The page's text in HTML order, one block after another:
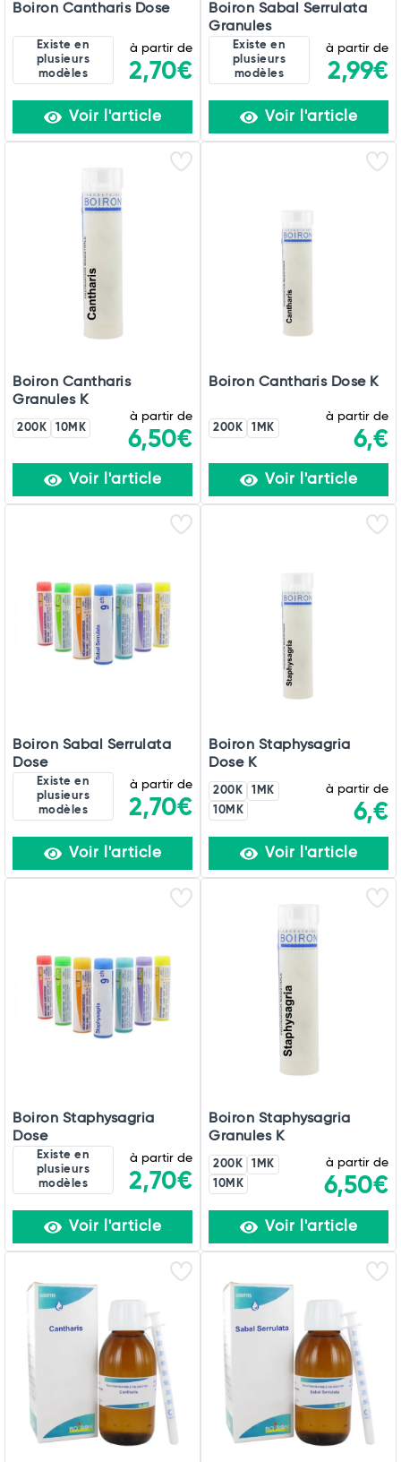
Boiron Cantharis Dose
Existe en
plusieurs
modèles
à partir de
2,70€
Voir l'article
Boiron Sabal Serrulata
Granules
Existe en
plusieurs
modèles
à partir de
2,99€
Voir l'article
Boiron Cantharis
Granules K
200K 10MK
à partir de
6,50€
Voir l'article
Boiron Cantharis Dose K
200K 1MK
à partir de
6,€
Voir l'article
Boiron Sabal Serrulata
Dose
Existe en
plusieurs
modèles
à partir de
2,70€
Voir l'article
Boiron Staphysagria
Dose K
200K
1MK
10MK
à partir de
6,€
Voir l'article
Boiron Staphysagria
Dose
Existe en
plusieurs
modèles
à partir de
2,70€
Voir l'article
Boiron Staphysagria
Granules K
200K
1MK
10MK
à partir de
6,50€
Voir l'article